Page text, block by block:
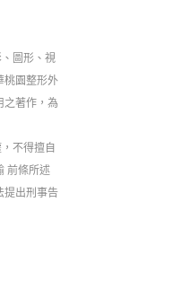
圖形、視
桃園整形外
之著作，為
不得擅自
前條所述
提出刑事告